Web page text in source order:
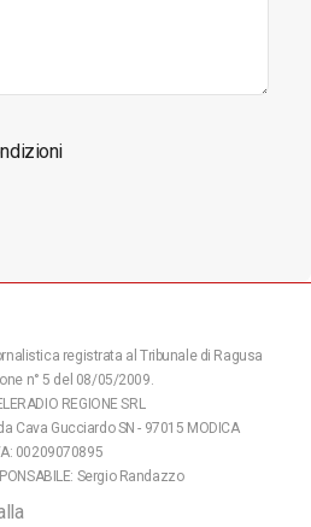
registrata al Tribunale di Ragusa
n° 5 del 08/05/2009.
REGIONE SRL
Cava Gucciardo SN - 97015 MODICA
00209070895
Sergio Randazzo